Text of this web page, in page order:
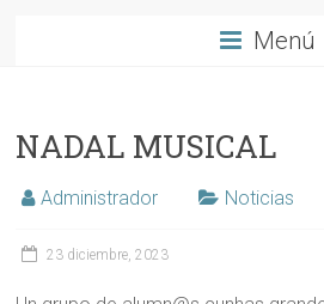
Menú
NADAL MUSICAL
Administrador Noticias
23 diciembre, 2023